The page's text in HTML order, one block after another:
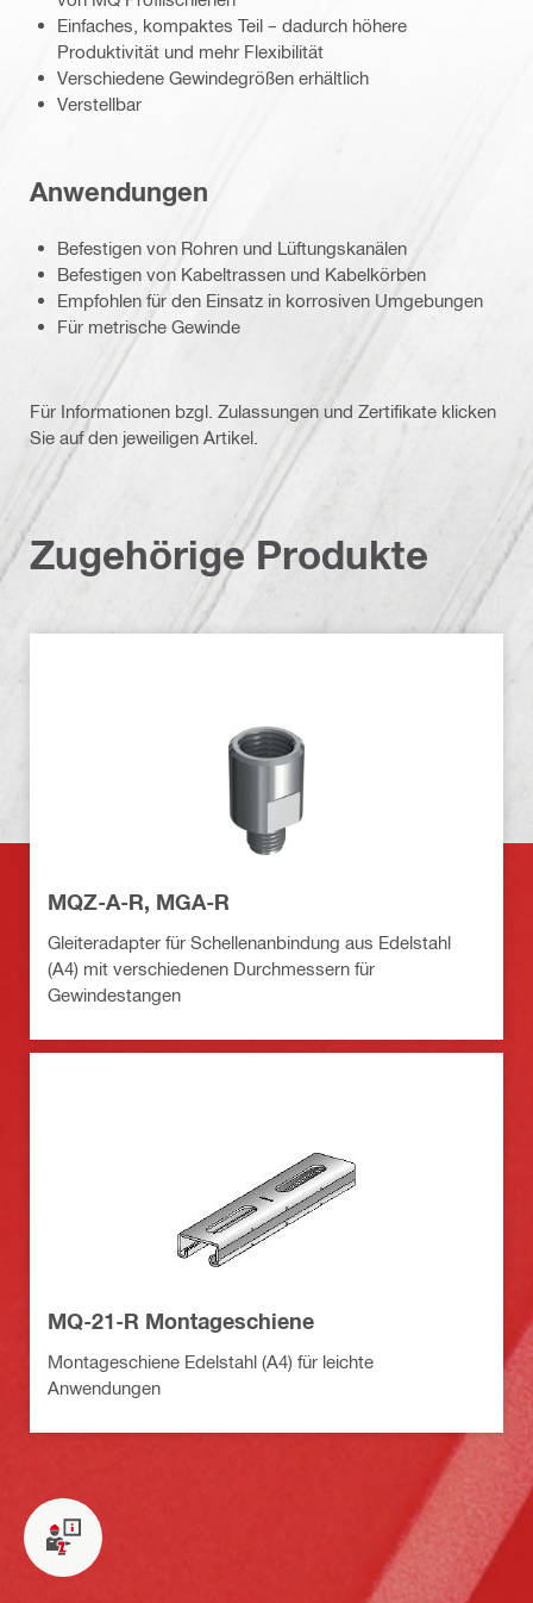
Einfaches, kompaktes Teil – dadurch höhere
Produktivität und mehr Flexibilität
Verschiedene Gewindegrößen erhältlich
Verstellbar
Anwendungen
Befestigen von Rohren und Lüftungskanälen
Befestigen von Kabeltrassen und Kabelkörben
Empfohlen für den Einsatz in korrosiven Umgebungen
Für metrische Gewinde
Für Informationen bzgl. Zulassungen und Zertifikate klicken
Sie auf den jeweiligen Artikel.
Zugehörige Produkte
MQZ-A-R, MGA-R
Gleiteradapter für Schellenanbindung aus Edelstahl
(A4) mit verschiedenen Durchmessern für
Gewindestangen
MQ-21-R Montageschiene
Montageschiene Edelstahl (A4) für leichte
Anwendungen